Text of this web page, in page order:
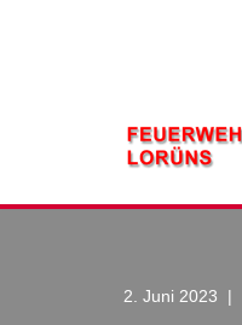
2. Juni 2023